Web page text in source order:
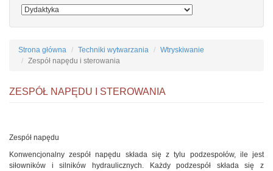
Strona główna Techniki wytwarzania
Wtryskiwanie
Zespół napędu i sterowania
ZESPÓŁ NAPĘDU I STEROWANIA
Zespół napędu
Konwencjonalny zespół napędu składa się z tylu podzespołów, ile jest
siłowników i silników hydraulicznych. Każdy podzespół składa się z